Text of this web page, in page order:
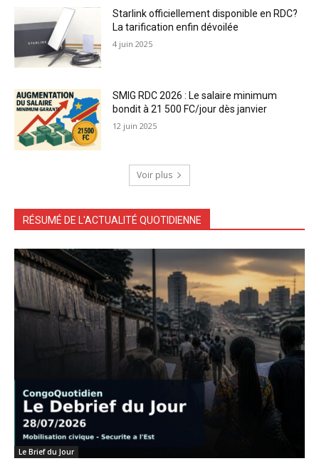
Starlink officiellement disponible en RDC?
La tarification enfin dévoilée
4 juin 2025
SMIG RDC 2026 : Le salaire minimum
bondit à 21 500 FC/jour dès janvier
12 juin 2025
Voir plus
RÉSUMÉ DE L'ACTUALITÉ QUOTIDIENNE
Le Brief du Jour